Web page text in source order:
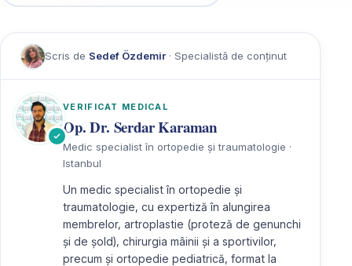
Scris de Sedef Özdemir· Specialistă de conținut
VERIFICAT MEDICAL
Op. Dr. Serdar Karaman
Medic specialist în ortopedie și traumatologie ·
Istanbul
Un medic specialist în ortopedie și
traumatologie, cu expertiză în alungirea
membrelor, artroplastie (proteză de genunchi
și de șold), chirurgia mâinii și a sportivilor,
precum și ortopedie pediatrică, format la